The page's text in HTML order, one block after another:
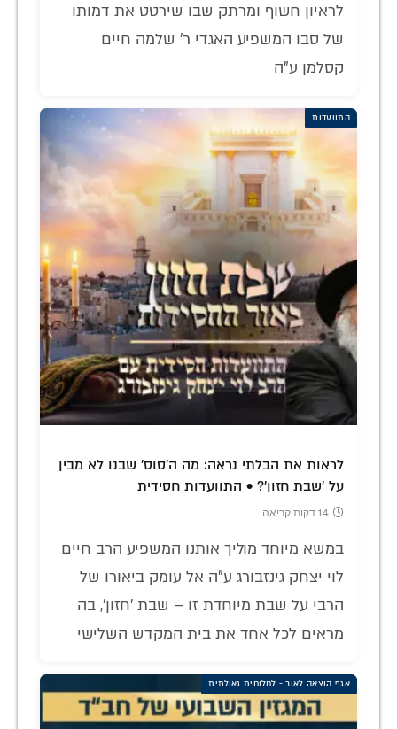
לראיון חשוף ומרתק שבו שירטט את דמותו
של סבו המשפיע האגדי ר' שלמה חיים
קסלמן ע"ה
התוועדות
לראות את הבלתי נראה: מה ה'סוס' שבנו לא מבין
על 'שבת חזון'? • התוועדות חסידית
14 דקות קריאה
במשא מיוחד מוליך אותנו המשפיע הרב חיים
לוי יצחק גינזבורג ע"ה אל עומק ביאורו של
הרבי על שבת מיוחדת זו – שבת 'חזון', בה
מראים לכל אחד את בית המקדש השלישי
אגף הוצאה לאור - לחלוחית גאולתית